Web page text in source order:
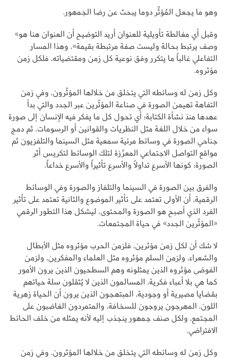
وهو ما يجعل المُؤثِّر دوما يبحث عن رضا الجمهور.
وقبل أي مغالطة تأويلية للعنوان أريد التوضيح أن العنوان هنا هو»
وصف يرتبط بحالة وليست صفة مرتبطة بقيمة»، وهذا المسار
التفاعلي غالباً ما يتكرر وفق نوعية كل زمن ومقتضياته، فلكل زمن
مؤثروه.
وكل زمن له وسائطه التي يتخلق من خلالها المؤثّرون، وفي زمن
التفاهة تهيمن الصورة في صناعة المؤثّرين عبر الجدد والتي بدأ
عهدها منذ نشأة الكتابة؛ أي تحول كل ما يفكر فيه الإنسان إلى صورة
سواء من خلال اللغة مثل النظريات والقوانين أو الرسومات، ثم دمج
جناحي الصورة في وسائط مرئية سمعية مثل السينما والتلفزيون ثم
مواقع التواصل الاجتماعي المعزّزة لتلك الوسائط لتكريس أثر
الصورة؛ كونها الأسرع تداولاً والأسرع تأثيراً والأسرع خداعاً.
والفرق بين الصورة في السينما والتلفاز والصورة وفي الوسائط
الرقمية، أن الأولى تعتمد على تأثير الموضوع والثانية تعتمد على تأثير
الفرد الذي أصبح هو الصورة والمحتوى، ليشكل هذا التطور الرقمي
«المؤثّرين الجدد» في حياة المجتمعات.
لا شك أن لكل زمن مؤثرين، فلزمن الحرب مؤثروه مثل الأبطال
والشعراء، ولزمن السلم مؤثروه مثل العلماء والمفكرين، ولزمن
الفوضى مؤثروه الذين يمثلونه وهم السطحيون الذين يرون الأمور
كما هي بلا أعباء فكرية، المسالمون الذين لا يُثقلون سلة حياتهم
بقضايا مصيرية أو وجودية، المبتهجون الذين يرون أن الحياة زهرية
اللون، المهرجون يروجون للسخافة، والمتمردون الغاضبون على
المجتمع، ولكل صنف جمهور ينجذب إليه لأنه يمثله من خلف الحائط
الافتراضي.
وكل زمن له وسائطه التي يتخلق من خلالها المؤثرون، وفي زمن